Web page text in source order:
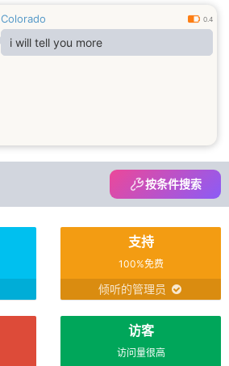
Colorado 0.4
i will tell you more
按条件搜索
支持
100%免费
倾听的管理员
访客
访问量很高